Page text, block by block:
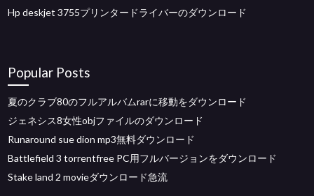
Hp deskjet 3755プリンタードライバーのダウンロード
Popular Posts
夏のクラブ80のフルアルバムrarに移動をダウンロード
ジェネシス8女性objファイルのダウンロード
Runaround sue dion mp3無料ダウンロード
Battlefield 3 torrentfree PC用フルバージョンをダウンロード
Stake land 2 movieダウンロード急流